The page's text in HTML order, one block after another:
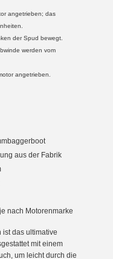
angetrieben; das
der Spud bewegt.
werden vom
angetrieben.
aus der Fabrik
nach Motorenmarke
das ultimative
mit einem
um leicht durch die